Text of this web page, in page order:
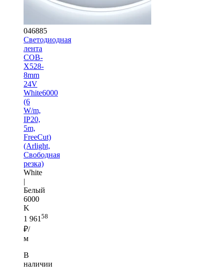
046885
Светодиодная
лента
COB-
X528-
8mm
24V
White6000
(6
W/m,
IP20,
5m,
FreeCut)
(Arlight,
Свободная
резка)
White
|
Белый
6000
K
1 961 58
₽/
м
В
наличии